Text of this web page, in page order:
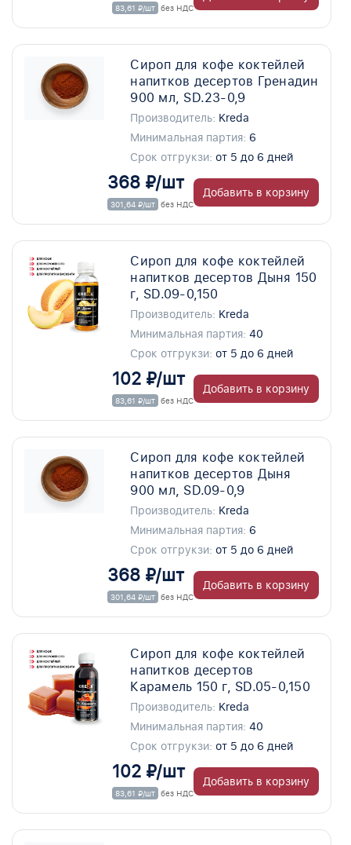
83,61 ₽/шт без НДС
Сироп для кофе коктейлей
напитков десертов Гренадин
900 мл, SD.23-0,9
Производитель: Kreda
Минимальная партия: 6
Срок отгрукзи: от 5 до 6 дней
368 ₽/шт
301,64 ₽/шт без НДС
Добавить в корзину
Сироп для кофе коктейлей
напитков десертов Дыня 150
г, SD.09-0,150
Производитель: Kreda
Минимальная партия: 40
Срок отгрукзи: от 5 до 6 дней
102 ₽/шт
83,61 ₽/шт без НДС
Добавить в корзину
Сироп для кофе коктейлей
напитков десертов Дыня
900 мл, SD.09-0,9
Производитель: Kreda
Минимальная партия: 6
Срок отгрукзи: от 5 до 6 дней
368 ₽/шт
301,64 ₽/шт без НДС
Добавить в корзину
Сироп для кофе коктейлей
напитков десертов
Карамель 150 г, SD.05-0,150
Производитель: Kreda
Минимальная партия: 40
Срок отгрукзи: от 5 до 6 дней
102 ₽/шт
83,61 ₽/шт без НДС
Добавить в корзину